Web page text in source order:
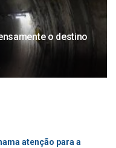
o destino
atenção para a